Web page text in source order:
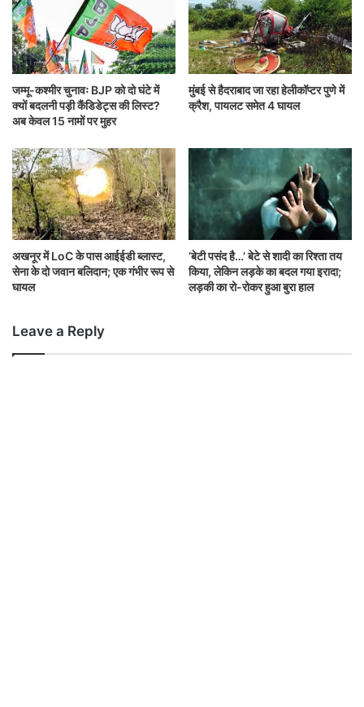
जम्मू-कश्मीर चुनावः BJP को दो घंटे में
क्यों बदलनी पड़ी कैंडिडेट्स की लिस्ट?
अब केवल 15 नामों पर मुहर
मुंबई से हैदराबाद जा रहा हेलीकॉप्टर पुणे में
क्रैश, पायलट समेत 4 घायल
अखनूर में LoC के पास आईईडी ब्लास्ट,
सेना के दो जवान बलिदान; एक गंभीर रूप से
घायल
‘बेटी पसंद है…’ बेटे से शादी का रिश्ता तय
किया, लेकिन लड़के का बदल गया इरादा;
लड़की का रो-रोकर हुआ बुरा हाल
Leave a Reply